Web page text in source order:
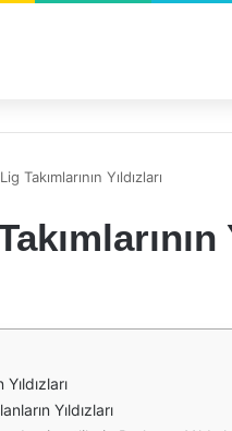
Takımlarının Yıldızları
Yıldızları